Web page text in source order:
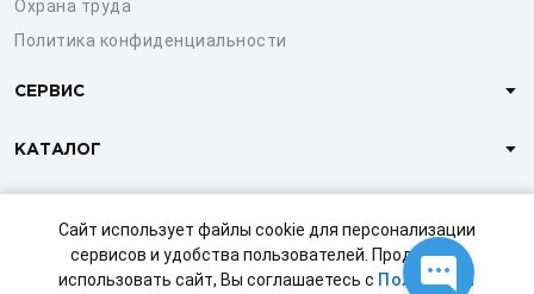
Сайт использует файлы cookie для персонализации
сервисов и удобства пользователей. Продолжая
использовать сайт, Вы соглашаетесь с Политикой
Охрана труда
Политика конфиденциальности
СЕРВИС
КАТАЛОГ